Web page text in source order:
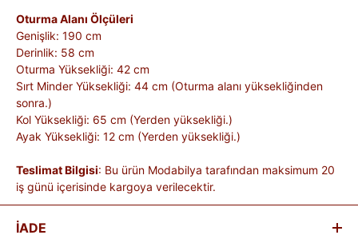
Oturma Alanı Ölçüleri
Genişlik: 190 cm
Derinlik: 58 cm
Oturma Yüksekliği: 42 cm
Sırt Minder Yüksekliği: 44 cm (Oturma alanı yüksekliğinden
sonra.)
Kol Yüksekliği: 65 cm (Yerden yüksekliği.)
Ayak Yüksekliği: 12 cm (Yerden yüksekliği.)
Teslimat Bilgisi: Bu ürün Modabilya tarafından maksimum 20
iş günü içerisinde kargoya verilecektir.
İADE